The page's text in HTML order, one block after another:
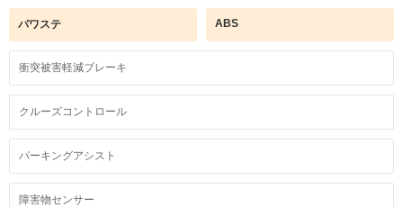
パワステ ABS
衝突被害軽減ブレーキ
クルーズコントロール
パーキングアシスト
障害物センサー